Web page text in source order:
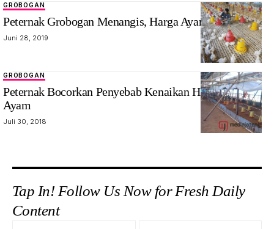
GROBOGAN
Peternak Grobogan Menangis, Harga Ayam Berubah
Juni 28, 2019
GROBOGAN
Peternak Bocorkan Penyebab Kenaikan Harga Daging
Ayam
Juli 30, 2018
Tap In! Follow Us Now for Fresh Daily
Content